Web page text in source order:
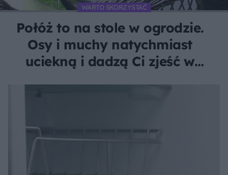
WARTO SKORZYSTAĆ
Połóż to na stole w ogrodzie.
Osy i muchy natychmiast
uciekną i dadzą Ci zjeść w